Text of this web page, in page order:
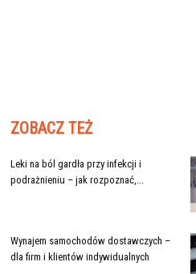
ZOBACZ TEŻ
Leki na ból gardła przy infekcji i
podrażnieniu – jak rozpoznać,...
Wynajem samochodów dostawczych –
dla firm i klientów indywidualnych